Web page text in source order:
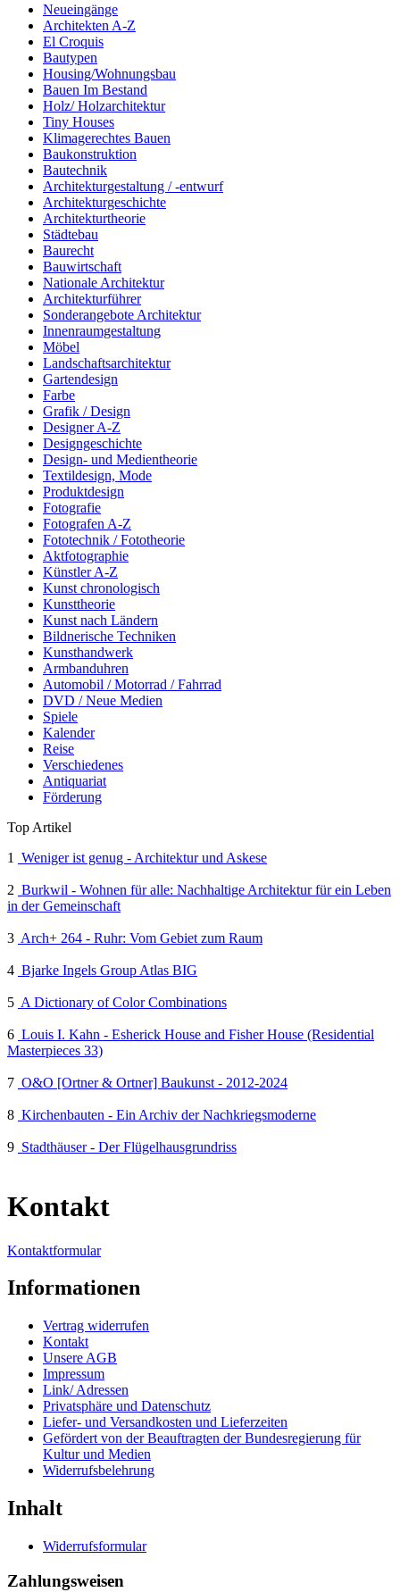
Neueingänge
Architekten A-Z
El Croquis
Bautypen
Housing/Wohnungsbau
Bauen Im Bestand
Holz/ Holzarchitektur
Tiny Houses
Klimagerechtes Bauen
Baukonstruktion
Bautechnik
Architekturgestaltung / -entwurf
Architekturgeschichte
Architekturtheorie
Städtebau
Baurecht
Bauwirtschaft
Nationale Architektur
Architekturführer
Sonderangebote Architektur
Innenraumgestaltung
Möbel
Landschaftsarchitektur
Gartendesign
Farbe
Grafik / Design
Designer A-Z
Designgeschichte
Design- und Medientheorie
Textildesign, Mode
Produktdesign
Fotografie
Fotografen A-Z
Fototechnik / Fototheorie
Aktfotographie
Künstler A-Z
Kunst chronologisch
Kunsttheorie
Kunst nach Ländern
Bildnerische Techniken
Kunsthandwerk
Armbanduhren
Automobil / Motorrad / Fahrrad
DVD / Neue Medien
Spiele
Kalender
Reise
Verschiedenes
Antiquariat
Förderung
Top Artikel
1
Weniger ist genug - Architektur und Askese
2 Burkwil - Wohnen für alle: Nachhaltige Architektur für ein Leben
in der Gemeinschaft
3 Arch+ 264 - Ruhr: Vom Gebiet zum Raum
4 Bjarke Ingels Group Atlas BIG
5 A Dictionary of Color Combinations
6 Louis I. Kahn - Esherick House and Fisher House (Residential
Masterpieces 33)
7 O&O [Ortner & Ortner] Baukunst - 2012-2024
8 Kirchenbauten - Ein Archiv der Nachkriegsmoderne
9 Stadthäuser - Der Flügelhausgrundriss
Kontakt
Kontaktformular
Informationen
Vertrag widerrufen
Kontakt
Unsere AGB
Impressum
Link/ Adressen
Privatsphäre und Datenschutz
Liefer- und Versandkosten und Lieferzeiten
Gefördert von der Beauftragten der Bundesregierung für
Kultur und Medien
Widerrufsbelehrung
Inhalt
Widerrufsformular
Zahlungsweisen